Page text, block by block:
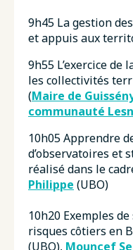
9h45 La gestion
et appuis aux
9h55 L’exercice de
les collectivités
(Maire de
communauté
10h05 Apprendre
d’observatoires et
réalisé dans le
Philippe (UBO)
10h20 Exemples
risques côtiers en
(UBO), Mouncef